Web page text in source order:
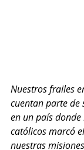
Nuestros frailes
cuentan parte de
en un país
católicos marcó
nuestras misiones